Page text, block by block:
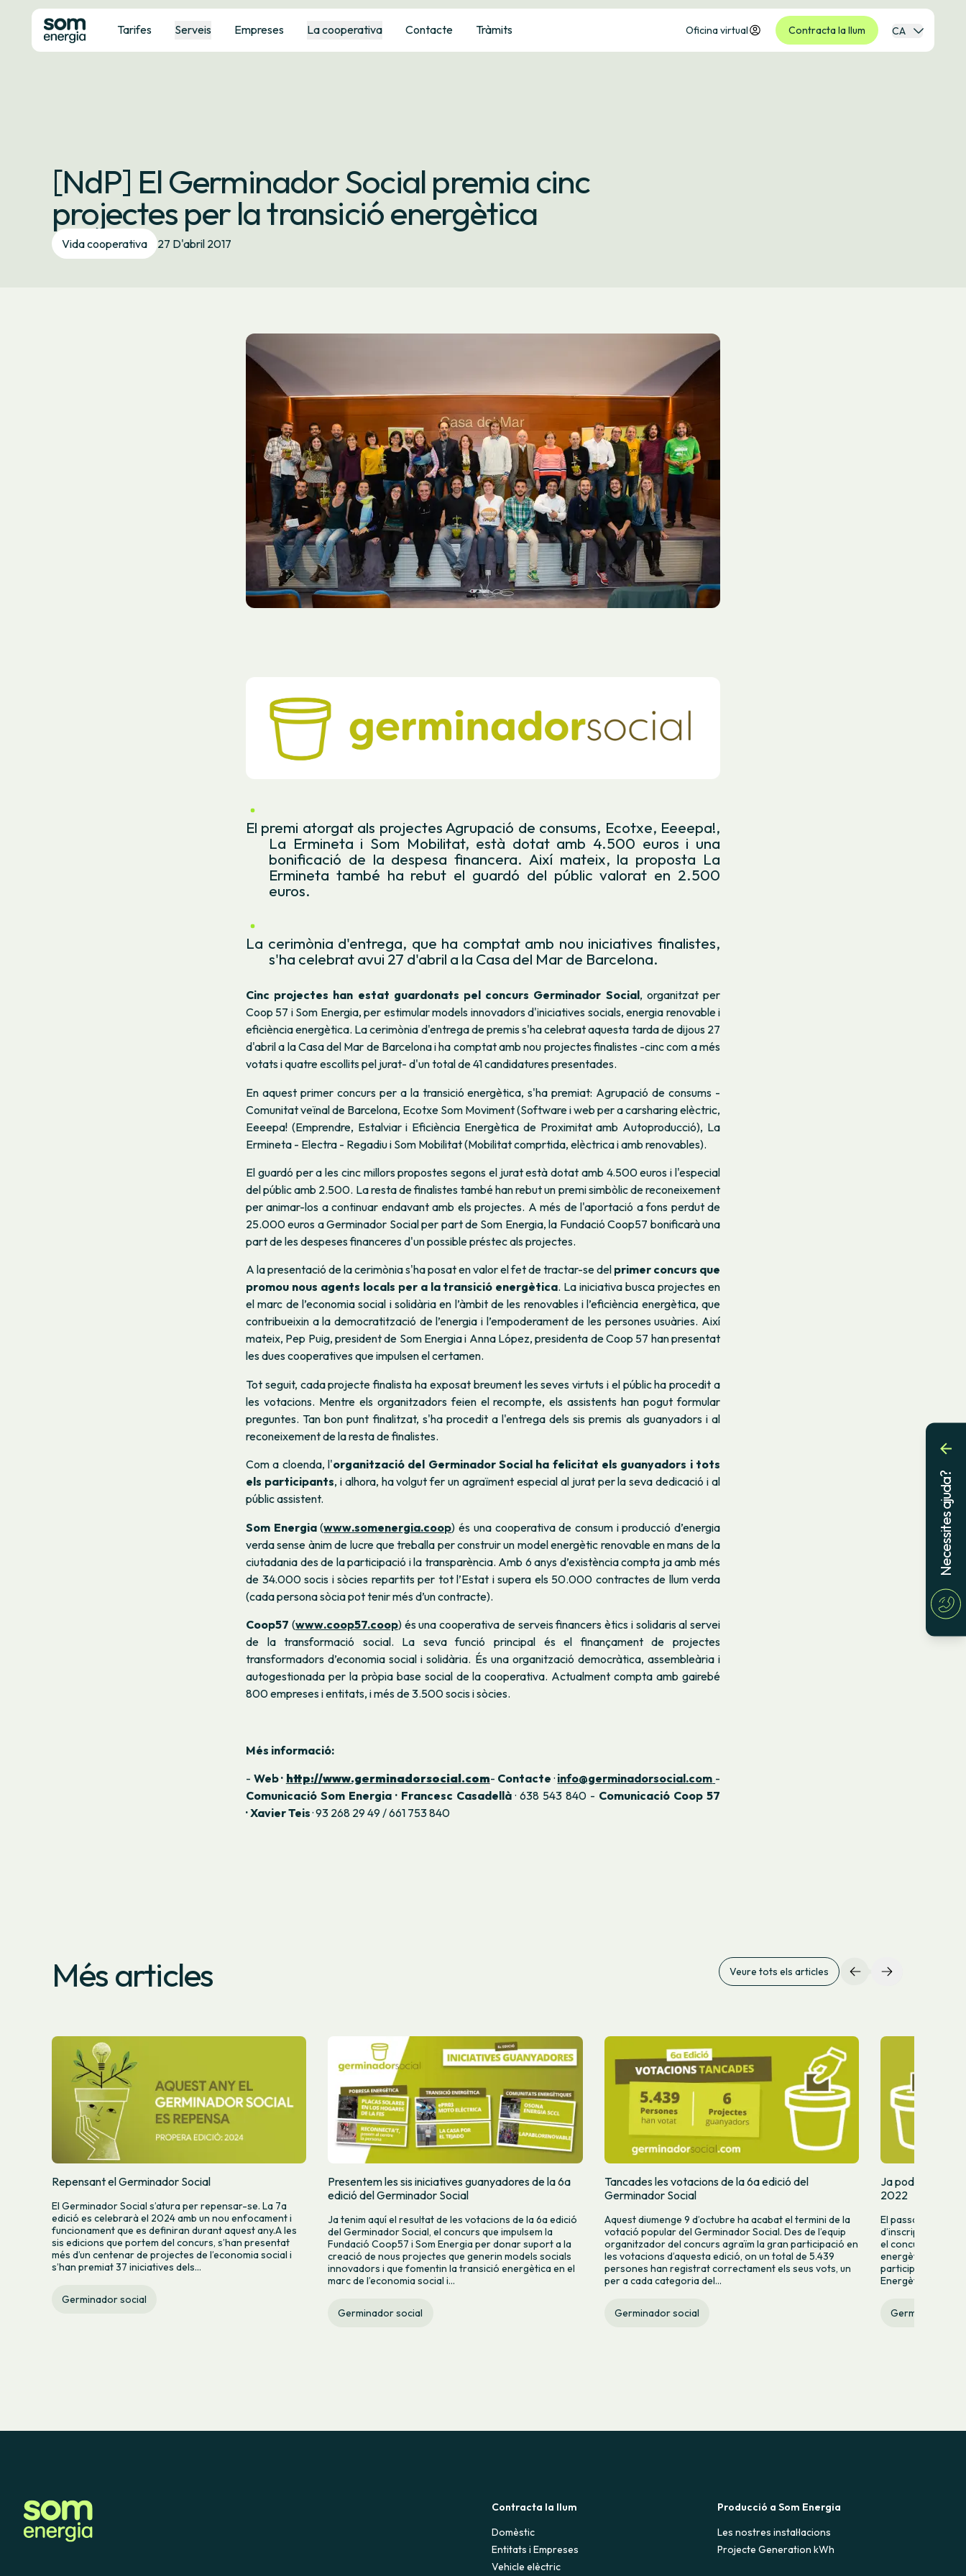
Tarifes Serveis Empreses La cooperativa Contacte Tràmits Oficina virtual Contracta la llum CA
[NdP] El Germinador Social premia cinc
projectes per la transició energètica
Vida cooperativa 27 D'abril 2017
El premi atorgat als projectes Agrupació de consums, Ecotxe, Eeeepa!,
La Ermineta i Som Mobilitat, està dotat amb 4.500 euros i una
bonificació de la despesa financera. Així mateix, la proposta La
Ermineta també ha rebut el guardó del públic valorat en 2.500
euros.
La cerimònia d'entrega, que ha comptat amb nou iniciatives finalistes,
s'ha celebrat avui 27 d'abril a la Casa del Mar de Barcelona.
Cinc projectes han estat guardonats pel concurs Germinador Social, organitzat per
Coop 57 i Som Energia, per estimular models innovadors d'iniciatives socials, energia renovable i
eficiència energètica. La cerimònia d'entrega de premis s'ha celebrat aquesta tarda de dijous 27
d'abril a la Casa del Mar de Barcelona i ha comptat amb nou projectes finalistes -cinc com a més
votats i quatre escollits pel jurat- d'un total de 41 candidatures presentades.
En aquest primer concurs per a la transició energètica, s'ha premiat: Agrupació de consums -
Comunitat veïnal de Barcelona, Ecotxe Som Moviment (Software i web per a carsharing elèctric,
Eeeepa! (Emprendre, Estalviar i Eficiència Energètica de Proximitat amb Autoproducció), La
Ermineta - Electra - Regadiu i Som Mobilitat (Mobilitat comprtida, elèctrica i amb renovables).
El guardó per a les cinc millors propostes segons el jurat està dotat amb 4.500 euros i l'especial
del públic amb 2.500. La resta de finalistes també han rebut un premi simbòlic de reconeixement
per animar-los a continuar endavant amb els projectes. A més de l'aportació a fons perdut de
25.000 euros a Germinador Social per part de Som Energia, la Fundació Coop57 bonificarà una
part de les despeses financeres d'un possible préstec als projectes.
A la presentació de la cerimònia s'ha posat en valor el fet de tractar-se del primer concurs que
promou nous agents locals per a la transició energètica. La iniciativa busca projectes en
el marc de l’economia social i solidària en l’àmbit de les renovables i l’eficiència energètica, que
contribueixin a la democratització de l’energia i l’empoderament de les persones usuàries. Així
mateix, Pep Puig, president de Som Energia i Anna López, presidenta de Coop 57 han presentat
les dues cooperatives que impulsen el certamen.
Tot seguit, cada projecte finalista ha exposat breument les seves virtuts i el públic ha procedit a
les votacions. Mentre els organitzadors feien el recompte, els assistents han pogut formular
preguntes. Tan bon punt finalitzat, s'ha procedit a l'entrega dels sis premis als guanyadors i al
reconeixement de la resta de finalistes.
Com a cloenda, l'organització del Germinador Social ha felicitat els guanyadors i tots
els participants, i alhora, ha volgut fer un agraïment especial al jurat per la seva dedicació i al
públic assistent.
Som Energia(www.somenergia.coop) és una cooperativa de consum i producció d’energia
verda sense ànim de lucre que treballa per construir un model energètic renovable en mans de la
ciutadania des de la participació i la transparència. Amb 6 anys d’existència compta ja amb més
de 34.000 socis i sòcies repartits per tot l’Estat i supera els 50.000 contractes de llum verda
(cada persona sòcia pot tenir més d’un contracte).
Coop57 (www.coop57.coop) és una cooperativa de serveis financers ètics i solidaris al servei
de la transformació social. La seva funció principal és el finançament de projectes
transformadors d’economia social i solidària. És una organització democràtica, assembleària i
autogestionada per la pròpia base social de la cooperativa. Actualment compta amb gairebé
800 empreses i entitats, i més de 3.500 socis i sòcies.
Més informació:
- Web · http://www.germinadorsocial.com- Contacte · info@germinadorsocial.com -
Comunicació Som Energia · Francesc Casadellà · 638 543 840 - Comunicació Coop 57
· Xavier Teis· 93 268 29 49 / 661 753 840
Més articles Veure tots els articles
Repensant el Germinador Social
El Germinador Social s’atura per repensar-se. La 7a
edició es celebrarà el 2024 amb un nou enfocament i
funcionament que es definiran durant aquest any.A les
sis edicions que portem del concurs, s’han presentat
més d’un centenar de projectes de l’economia social i
s’han premiat 37 iniciatives dels...
Germinador social
Presentem les sis iniciatives guanyadores de la 6a
edició del Germinador Social
Ja tenim aquí el resultat de les votacions de la 6a edició
del Germinador Social, el concurs que impulsem la
Fundació Coop57 i Som Energia per donar suport a la
creació de nous projectes que generin models socials
innovadors i que fomentin la transició energètica en el
marc de l’economia social i...
Germinador social
Tancades les votacions de la 6a edició del
Germinador Social
Aquest diumenge 9 d’octubre ha acabat el termini de la
votació popular del Germinador Social. Des de l’equip
organitzador del concurs agraïm la gran participació en
les votacions d’aquesta edició, on un total de 5.439
persones han registrat correctament els seus vots, un
per a cada categoria del...
Germinador social
Ja podeu votar
2022
El passat mes de
d’inscripcions de
el concurs
energètica. Del
participar-hi, 12
Energètica, 9 a la
Germinador
Contracta la llum
Domèstic
Entitats i Empreses
Vehicle elèctric
Producció a Som Energia
Les nostres instal·lacions
Projecte Generation kWh
Necessites ajuda?